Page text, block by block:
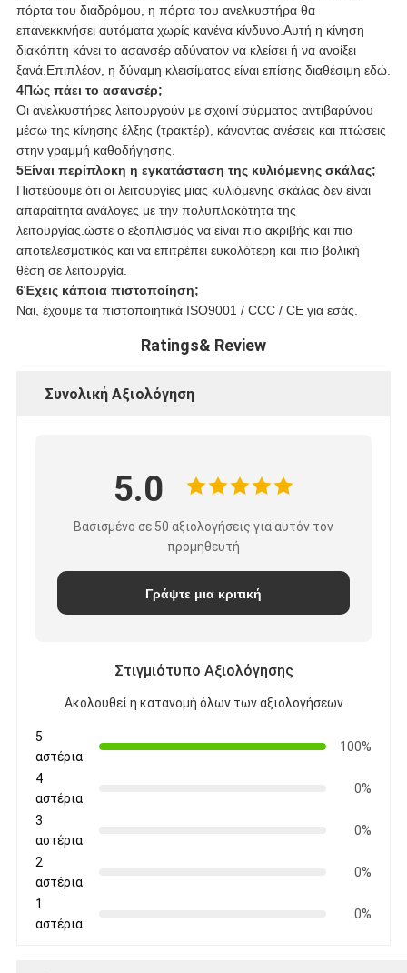
πόρτα του διαδρόμου, η πόρτα του ανελκυστήρα θα
επανεκκινήσει αυτόματα χωρίς κανένα κίνδυνο.Αυτή η κίνηση
διακόπτη κάνει το ασανσέρ αδύνατον να κλείσει ή να ανοίξει
ξανά.Επιπλέον, η δύναμη κλεισίματος είναι επίσης διαθέσιμη εδώ.
4Πώς πάει το ασανσέρ;
Οι ανελκυστήρες λειτουργούν με σχοινί σύρματος αντιβαρύνου
μέσω της κίνησης έλξης (τρακτέρ), κάνοντας ανέσεις και πτώσεις
στην γραμμή καθοδήγησης.
5Είναι περίπλοκη η εγκατάσταση της κυλιόμενης σκάλας;
Πιστεύουμε ότι οι λειτουργίες μιας κυλιόμενης σκάλας δεν είναι
απαραίτητα ανάλογες με την πολυπλοκότητα της
λειτουργίας.ώστε ο εξοπλισμός να είναι πιο ακριβής και πιο
αποτελεσματικός και να επιτρέπει ευκολότερη και πιο βολική
θέση σε λειτουργία.
6Έχεις κάποια πιστοποίηση;
Ναι, έχουμε τα πιστοποιητικά ISO9001 / CCC / CE για εσάς.
Ratings& Review
Συνολική Αξιολόγηση
5.0
Βασισμένο σε 50 αξιολογήσεις για αυτόν τον
προμηθευτή
Γράψτε μια κριτική
Στιγμιότυπο Αξιολόγησης
Ακολουθεί η κατανομή όλων των αξιολογήσεων
5
αστέρια
100%
4
αστέρια
0%
3
αστέρια
0%
2
αστέρια
0%
1
αστέρια
0%